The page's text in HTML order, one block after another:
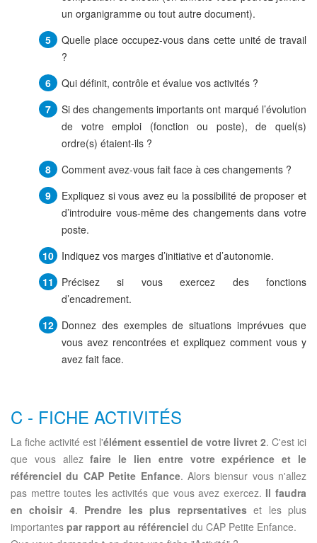
un organigramme ou tout autre document).
Quelle place occupez-vous dans cette unité de travail
?
Qui définit, contrôle et évalue vos activités ?
Si des changements importants ont marqué l’évolution
de votre emploi (fonction ou poste), de quel(s)
ordre(s) étaient-ils ?
Comment avez-vous fait face à ces changements ?
Expliquez si vous avez eu la possibilité de proposer et
d’introduire vous-même des changements dans votre
poste.
Indiquez vos marges d’initiative et d’autonomie.
Précisez si vous exercez des fonctions
d’encadrement.
Donnez des exemples de situations imprévues que
vous avez rencontrées et expliquez comment vous y
avez fait face.
C - FICHE ACTIVITÉS
La fiche activité est l'élément essentiel de votre livret 2. C'est ici
que vous allezfaire le lien entre votre expérience et le
référenciel du CAP Petite Enfance. Alors biensur vous n'allez
pas mettre toutes les activités que vous avez exercez. Il faudra
en choisir 4. Prendre les plus reprsentativeset les plus
importantes par rapport au référenciel du CAP Petite Enfance.